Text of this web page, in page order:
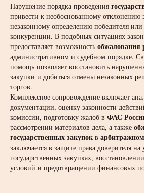
Нарушение порядка проведения
привести к необоснованному отклонению
незаконному определению победителя
конкуренции. В подобных ситуациях
предоставляет возможность обжалования
административном и судебном порядке.
помощь позволяет восстановить
закупки и добиться отмены незаконных
торгов.
Комплексное сопровождение включает
документации, оценку законности
комиссии, подготовку жалоб в ФАС
рассмотрении материалов дела, а также
государственных закупок в
заключается в защите права доверителя на
государственных закупках,
условий и предотвращении финансовых